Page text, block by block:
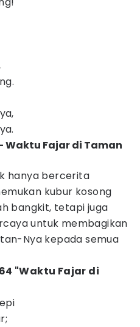
Waktu Fajar di Taman
hanya bercerita
kubur kosong
bangkit, tetapi juga
untuk membagikan
Nya kepada semua
"Waktu Fajar di